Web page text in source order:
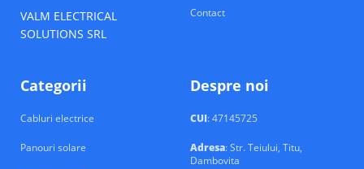
VALM ELECTRICAL
SOLUTIONS SRL
Contact
Categorii
Cabluri electrice
Panouri solare
Despre noi
CUI: 47145725
Adresa: Str. Teiului, Titu,
Dambovita